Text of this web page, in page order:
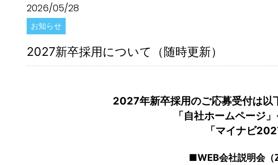
2026/05/28
お知らせ
2027新卒採用について（随時更新）
2027年新卒採用のご応募受付は以
「自社ホームページ
「マイナビ
■WEB会社説明会（